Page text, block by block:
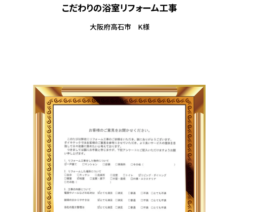
こだわりの浴室リフォーム工事
大阪府高石市 K様